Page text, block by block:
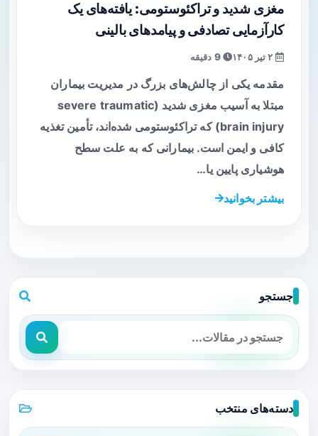
مغزی شدید و تراکئوستومی: یافته‌های یک
کارآزمایی تصادفی و پیامدهای بالینی
9 دقیقه
مقدمه یکی از چالش‌های بزرگ در مدیریت بیماران
مبتلا به آسیب مغزی شدید (severe traumatic
brain injury) که تراکئوستومی شده‌اند، تأمین تغذیه
کافی و ایمن است. بیمارانی که به علت سطح
هوشیاری پایین یا…
بیشتر بخوانید
جستجو
دسته‌های منتخب